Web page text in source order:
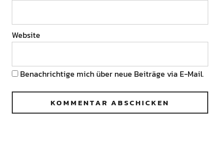
Website
Benachrichtige mich über neue Beiträge via E-Mail.